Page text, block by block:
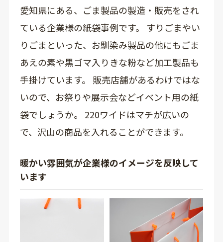
愛知県にある、ごま製品の製造・販売をされ
ている企業様の紙袋事例です。 すりごまやい
りごまといった、お馴染み製品の他にもごま
あえの素や黒ゴマ入りきな粉など加工製品も
手掛けています。 販売店舗があるわけではな
いので、お祭りや展示会などイベント用の紙
袋でしょうか。 220ワイドはマチが広いの
で、沢山の商品を入れることができます。
暖かい雰囲気が企業様のイメージを反映して
います